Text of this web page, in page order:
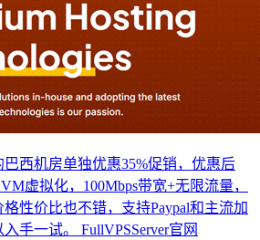
巴西机房单独优惠35%促销，优惠后
虚拟化，100Mbps带宽+无限流量，
性价比也不错，支持Paypal和主流加
手一试。 FullVPSServer官网